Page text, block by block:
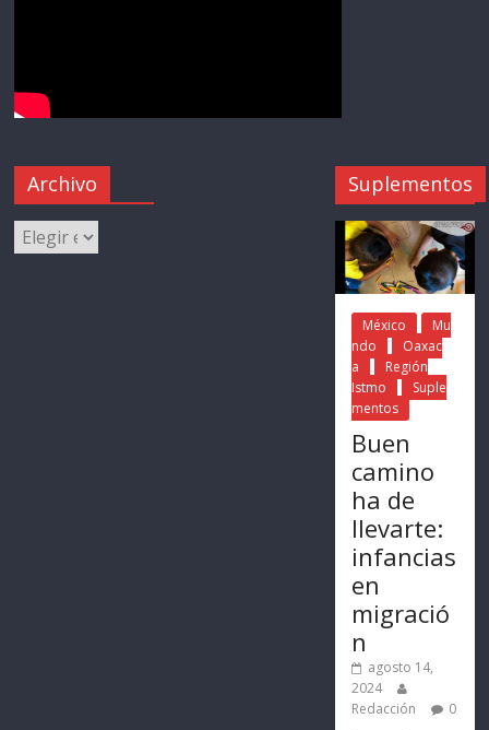
Archivo Suplementos
México
Mu
ndo
Oaxac
a
Región
Istmo
Suple
mentos
Buen
camino
ha de
llevarte:
infancias
en
migració
n
agosto 14,
2024
Redacción
0